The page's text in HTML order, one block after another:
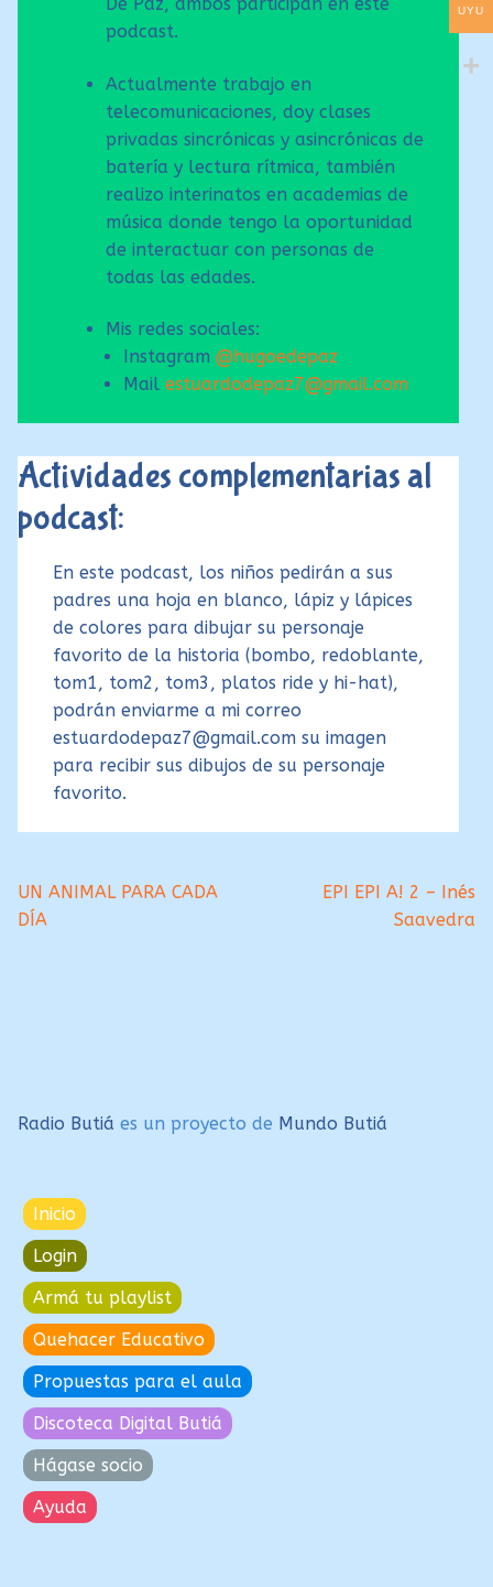
podcast.
Actualmente trabajo en
telecomunicaciones, doy clases
privadas sincrónicas y asincrónicas de
batería y lectura rítmica, también
realizo interinatos en academias de
música donde tengo la oportunidad
de interactuar con personas de
todas las edades.
Mis redes sociales:
Instagram@hugoedepaz
Mailestuardodepaz7@gmail.com
Actividades complementarias al
podcast:
En este podcast, los niños pedirán a sus
padres una hoja en blanco, lápiz y lápices
de colores para dibujar su personaje
favorito de la historia (bombo, redoblante,
tom1, tom2, tom3, platos ride y hi-hat),
podrán enviarme a mi correo
estuardodepaz7@gmail.com su imagen
para recibir sus dibujos de su personaje
favorito.
Navegación
de
Anterior:
UN ANIMAL PARA CADA
DÍA
Siguiente:
EPI EPI A! 2 – Inés
Saavedra
Radio Butiá es un proyecto de Mundo Butiá
Inicio
Login
Armá tu playlist
Quehacer Educativo
Propuestas para el aula
Discoteca Digital Butiá
Hágase socio
Ayuda
UYU